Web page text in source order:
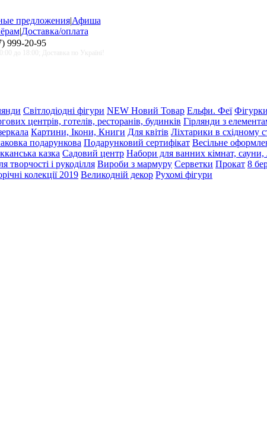
предложения|Афиша
|Доставка/оплата
999-20-95
до 18:00; Доставка по Україні!
Світлодіодні фігури NEW Новий Товар Ельфи. Феї
центрів, готелів, ресторанів, будинків Гірлянди з
Картини, Ікони, Книги Для квітів Ліхтарики в східному
подарункова Подарунковий сертифікат Весільне
казка Садовий центр Набори для ванних кімнат, сауни,
творчості і рукоділля Вироби з мармуру Серветки Прокат 8
колекції 2019 Великодній декор Рухомі фігури